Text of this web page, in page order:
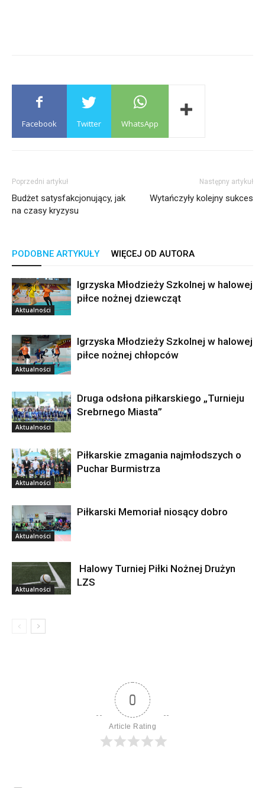
Facebook Twitter WhatsApp
Poprzedni artykuł
Budżet satysfakcjonujący, jak
na czasy kryzysu
Następny artykuł
Wytańczyły kolejny sukces
PODOBNE ARTYKUŁY WIĘCEJ OD AUTORA
Aktualności
Igrzyska Młodzieży Szkolnej w halowej
piłce nożnej dziewcząt
Aktualności
Igrzyska Młodzieży Szkolnej w halowej
piłce nożnej chłopców
Aktualności
Druga odsłona piłkarskiego „Turnieju
Srebrnego Miasta”
Aktualności
Piłkarskie zmagania najmłodszych o
Puchar Burmistrza
Aktualności
Piłkarski Memoriał niosący dobro
Aktualności
Halowy Turniej Piłki Nożnej Drużyn
LZS
0
Article Rating